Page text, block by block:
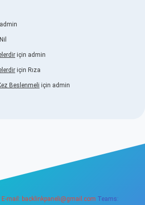
admin
Nil
için admin
için Rıza
Beslenmeli için admin
E-mail: backlinkpaneli@gmail.com Teams: